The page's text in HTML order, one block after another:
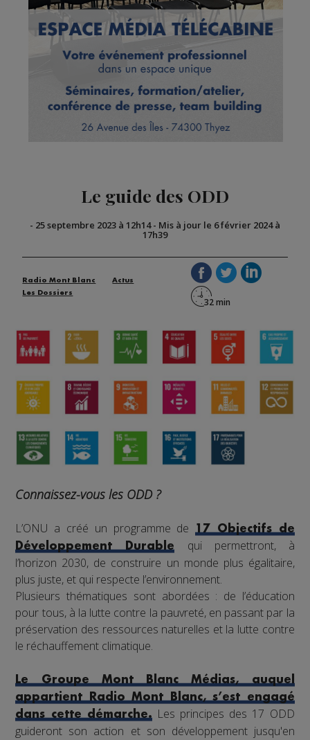
Le guide des ODD
- 25 septembre 2023 à 12h14- Mis à jour le 6 février 2024 à
17h39
Radio Mont Blanc
Actus
Les Dossiers
Connaissez-vous les ODD ?
L’ONU a créé un programme de17 Objectifs de
Développement Durable
qui permettront, à
l’horizon 2030, de construire un monde plus égalitaire,
plus juste, et qui respecte l’environnement.
Plusieurs thématiques sont abordées : de l’éducation
pour tous, à la lutte contre la pauvreté, en passant par la
préservation des ressources naturelles et la lutte contre
le réchauffement climatique.
Le Groupe Mont Blanc Médias, auquel
appartient Radio Mont Blanc, s’est engagé
dans cette démarche.Les principes des 17 ODD
guideront son action et son développement jusqu'en